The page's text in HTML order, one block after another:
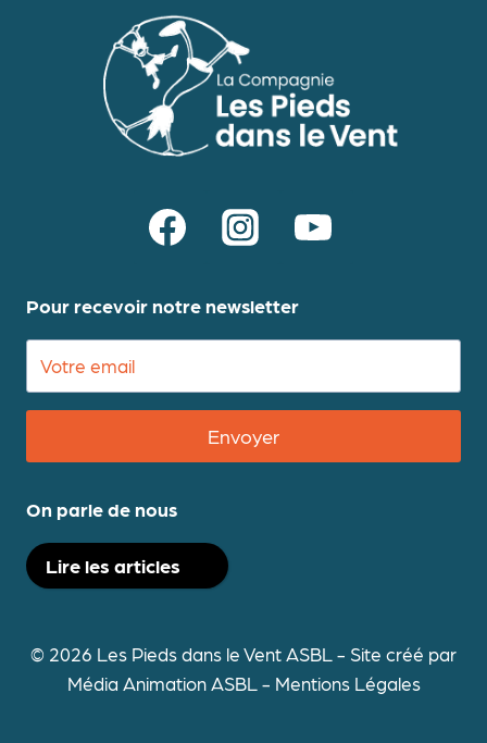
Pour recevoir notre newsletter
Envoyer
On parle de nous
Lire les articles
© 2026 Les Pieds dans le Vent ASBL - Site créé par
Média Animation ASBL- Mentions Légales